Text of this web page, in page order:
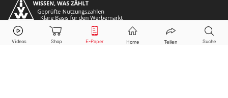
Apple Aktie jetzt handeln?